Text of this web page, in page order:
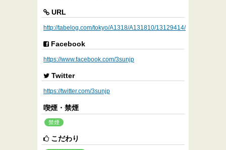
URL
http://tabelog.com/tokyo/A1318/A131810/13129414/
Facebook
https://www.facebook.com/3sunjp
Twitter
https://twitter.com/3sunjp
喫煙・禁煙
禁煙
こだわり